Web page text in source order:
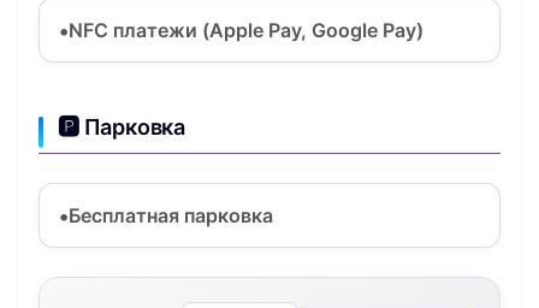
NFC платежи (Apple Pay, Google Pay)
🅿️ Парковка
Бесплатная парковка